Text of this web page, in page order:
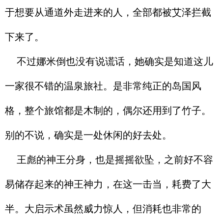
于想要从通道外走进来的人，全部都被艾泽拦截
下来了。
不过娜米倒也没有说谎话，她确实是知道这儿
一家很不错的温泉旅社。是非常纯正的岛国风
格，整个旅馆都是木制的，偶尔还用到了竹子。
别的不说，确实是一处休闲的好去处。
王彪的神王分身，也是摇摇欲坠，之前好不容
易储存起来的神王神力，在这一击当，耗费了大
半。大启示术虽然威力惊人，但消耗也非常的